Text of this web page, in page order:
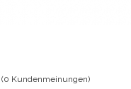
(0 Kundenmeinungen)